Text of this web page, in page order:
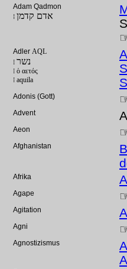
Adam Qadmon
⁞ אדם קדמן
Adler AQL
⁞ נשר
⁞ ὁ αετός
⁞ aquila
Adonis (Gott)
Advent
Aeon
Afghanistan
Afrika
Agape
Agitation
Agni
Agnostizismus